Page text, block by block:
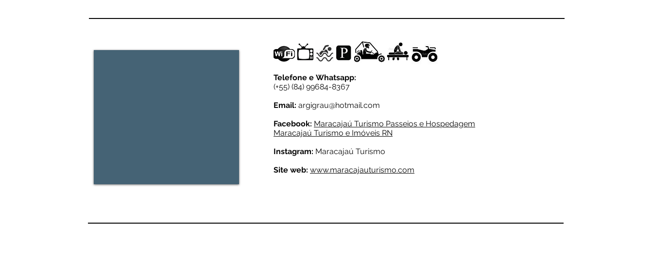
Telefone e Whatsapp:
(+55) (84) 99684-8367
Email: argigrau@hotmail.com
Facebook: Maracajaú Turismo Passeios e Hospedagem
Maracajaú Turismo e Imóveis RN
Instagram: Maracajaú Turismo
Site web: www.maracajauturismo.com